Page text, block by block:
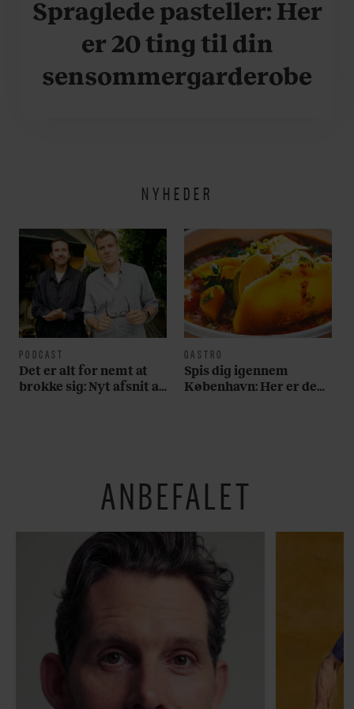
Spraglede pasteller: Her
er 20 ting til din
sensommergarderobe
NYHEDER
PODCAST
Det er alt for nemt at
brokke sig: Nyt afsnit af
GASTRO
Spis dig igennem
København: Her er de
ANBEFALET